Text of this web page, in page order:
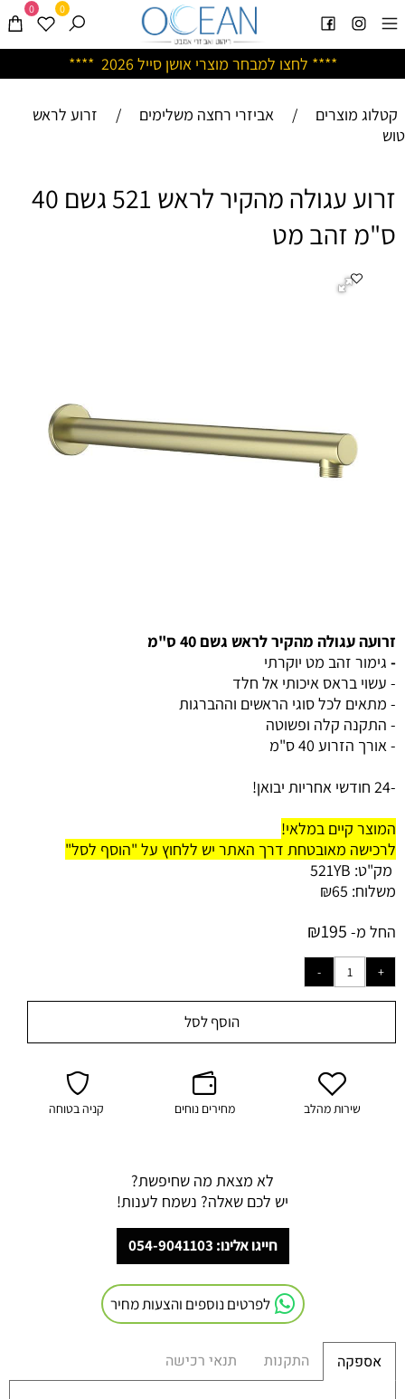
**** לחצו למבחר מוצרי אושן סייל 2026 ****
0 0
קטלוג מוצרים / אביזרי רחצה משלימים /
זרוע לראש
טוש
זרוע עגולה מהקיר לראש 521 גשם 40
ס"מ זהב מט
זרועה עגולה מהקיר לראש גשם 40 ס"מ
- גימור זהב מט יוקרתי
- עשוי בראס איכותי אל חלד
- מתאים לכל סוגי הראשים וההברגות
- התקנה קלה ופשוטה
- אורך הזרוע 40 ס"מ
-24 חודשי אחריות יבואן!
המוצר קיים במלאי!
לרכישה מאובטחת דרך האתר יש ללחוץ על "הוסף לסל"
מק"ט: 521YB
משלוח:
₪65
החל מ-
₪195
הוסף לסל
שירות מהלב מחירים נוחים קניה בטוחה
לא מצאת מה שחיפשת?
יש לכם שאלה? נשמח לענות!
חייגו אלינו: 054-9041103
לפרטים נוספים והצעות מחיר
אספקה התקנות תנאי רכישה